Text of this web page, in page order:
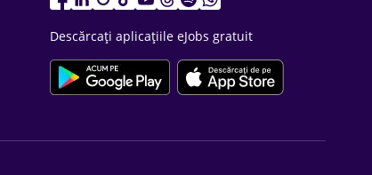
Descărcați aplicațiile eJobs gratuit